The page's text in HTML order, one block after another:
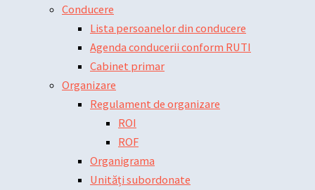
Conducere
Lista persoanelor din conducere
Agenda conducerii conform RUTI
Cabinet primar
Organizare
Regulament de organizare
ROI
ROF
Organigrama
Unități subordonate